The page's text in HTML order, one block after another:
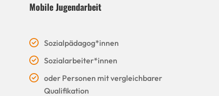
Mobile Jugendarbeit
Sozialpädagog*innen
Sozialarbeiter*innen
oder Personen mit vergleichbarer
Qualifikation